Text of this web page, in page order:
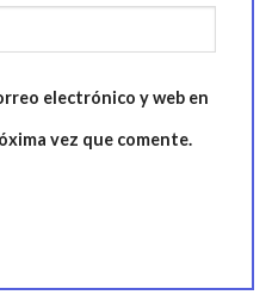
electrónico y web en
vez que comente.